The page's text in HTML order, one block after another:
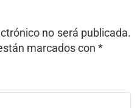
no será publicada.
marcados con *